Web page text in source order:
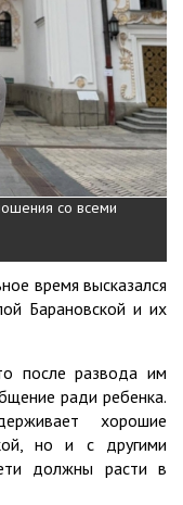
со всеми
время высказался
Барановской и их
после развода им
ради ребенка.
хорошие
но и с другими
должны расти в